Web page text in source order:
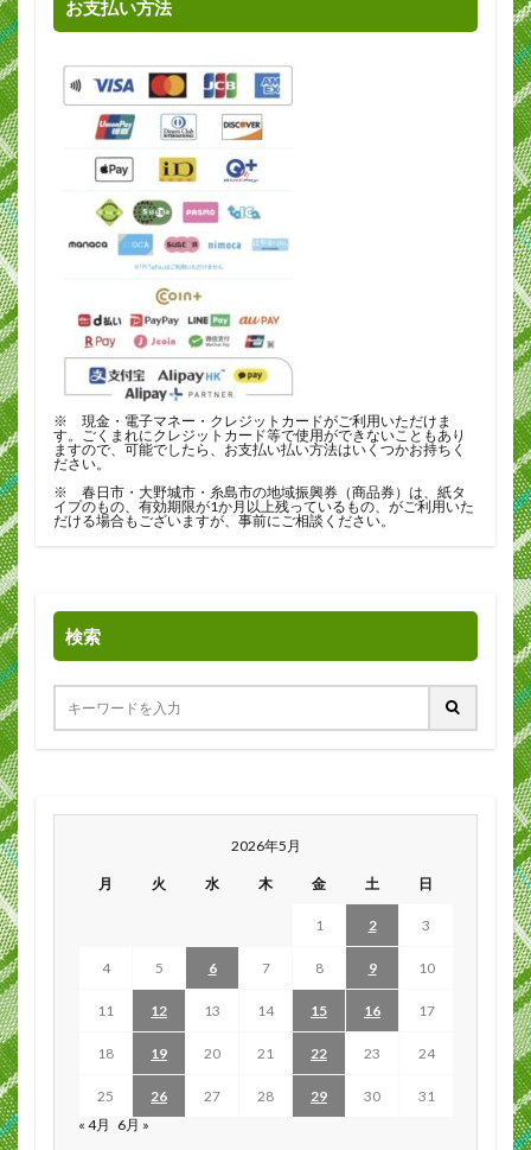
お支払い方法
※ 現金・電子マネー・クレジットカードがご利用いただけま
す。ごくまれにクレジットカード等で使用ができないこともあり
ますので、可能でしたら、お支払い払い方法はいくつかお持ちく
ださい。
※ 春日市・大野城市・糸島市の地域振興券（商品券）は、紙タ
イプのもの、有効期限が1か月以上残っているもの、がご利用いた
だける場合もございますが、事前にご相談ください。
検索
2026年5月
月 火 水 木 金 土 日
1 2 3
4 5 6 7 8 9 10
11 12 13 14 15 16 17
18 19 20 21 22 23 24
25 26 27 28 29 30
31
« 4月 6月 »